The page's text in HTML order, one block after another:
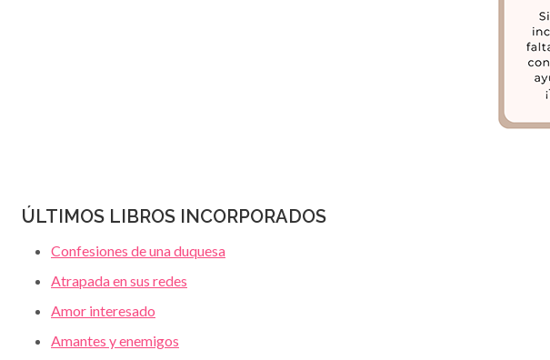
ÚLTIMOS LIBROS INCORPORADOS
Confesiones de una duquesa
Atrapada en sus redes
Amor interesado
Amantes y enemigos